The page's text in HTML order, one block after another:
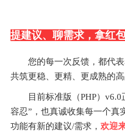
提建议、聊需求，拿红
您的每一次反馈，都代
共筑更稳、更精、更成熟的高
目前标准版（PHP）
容忍”，也真诚收集每一个真
功能有新的建议/需求， 欢迎